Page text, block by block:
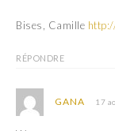
Bises, Camille
RÉPONDRE
GANA 17